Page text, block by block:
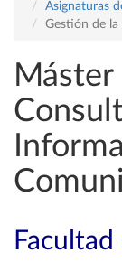
Asignaturas
Gestión de la